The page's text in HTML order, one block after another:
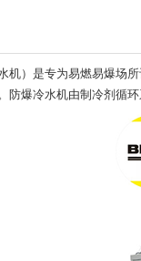
水机）是专为易燃易爆场
防爆冷水机由制冷剂循